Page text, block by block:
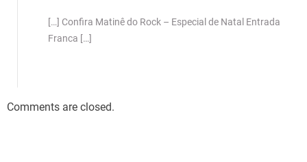
[…] Confira Matinê do Rock – Especial de Natal Entrada
Franca […]
Comments are closed.